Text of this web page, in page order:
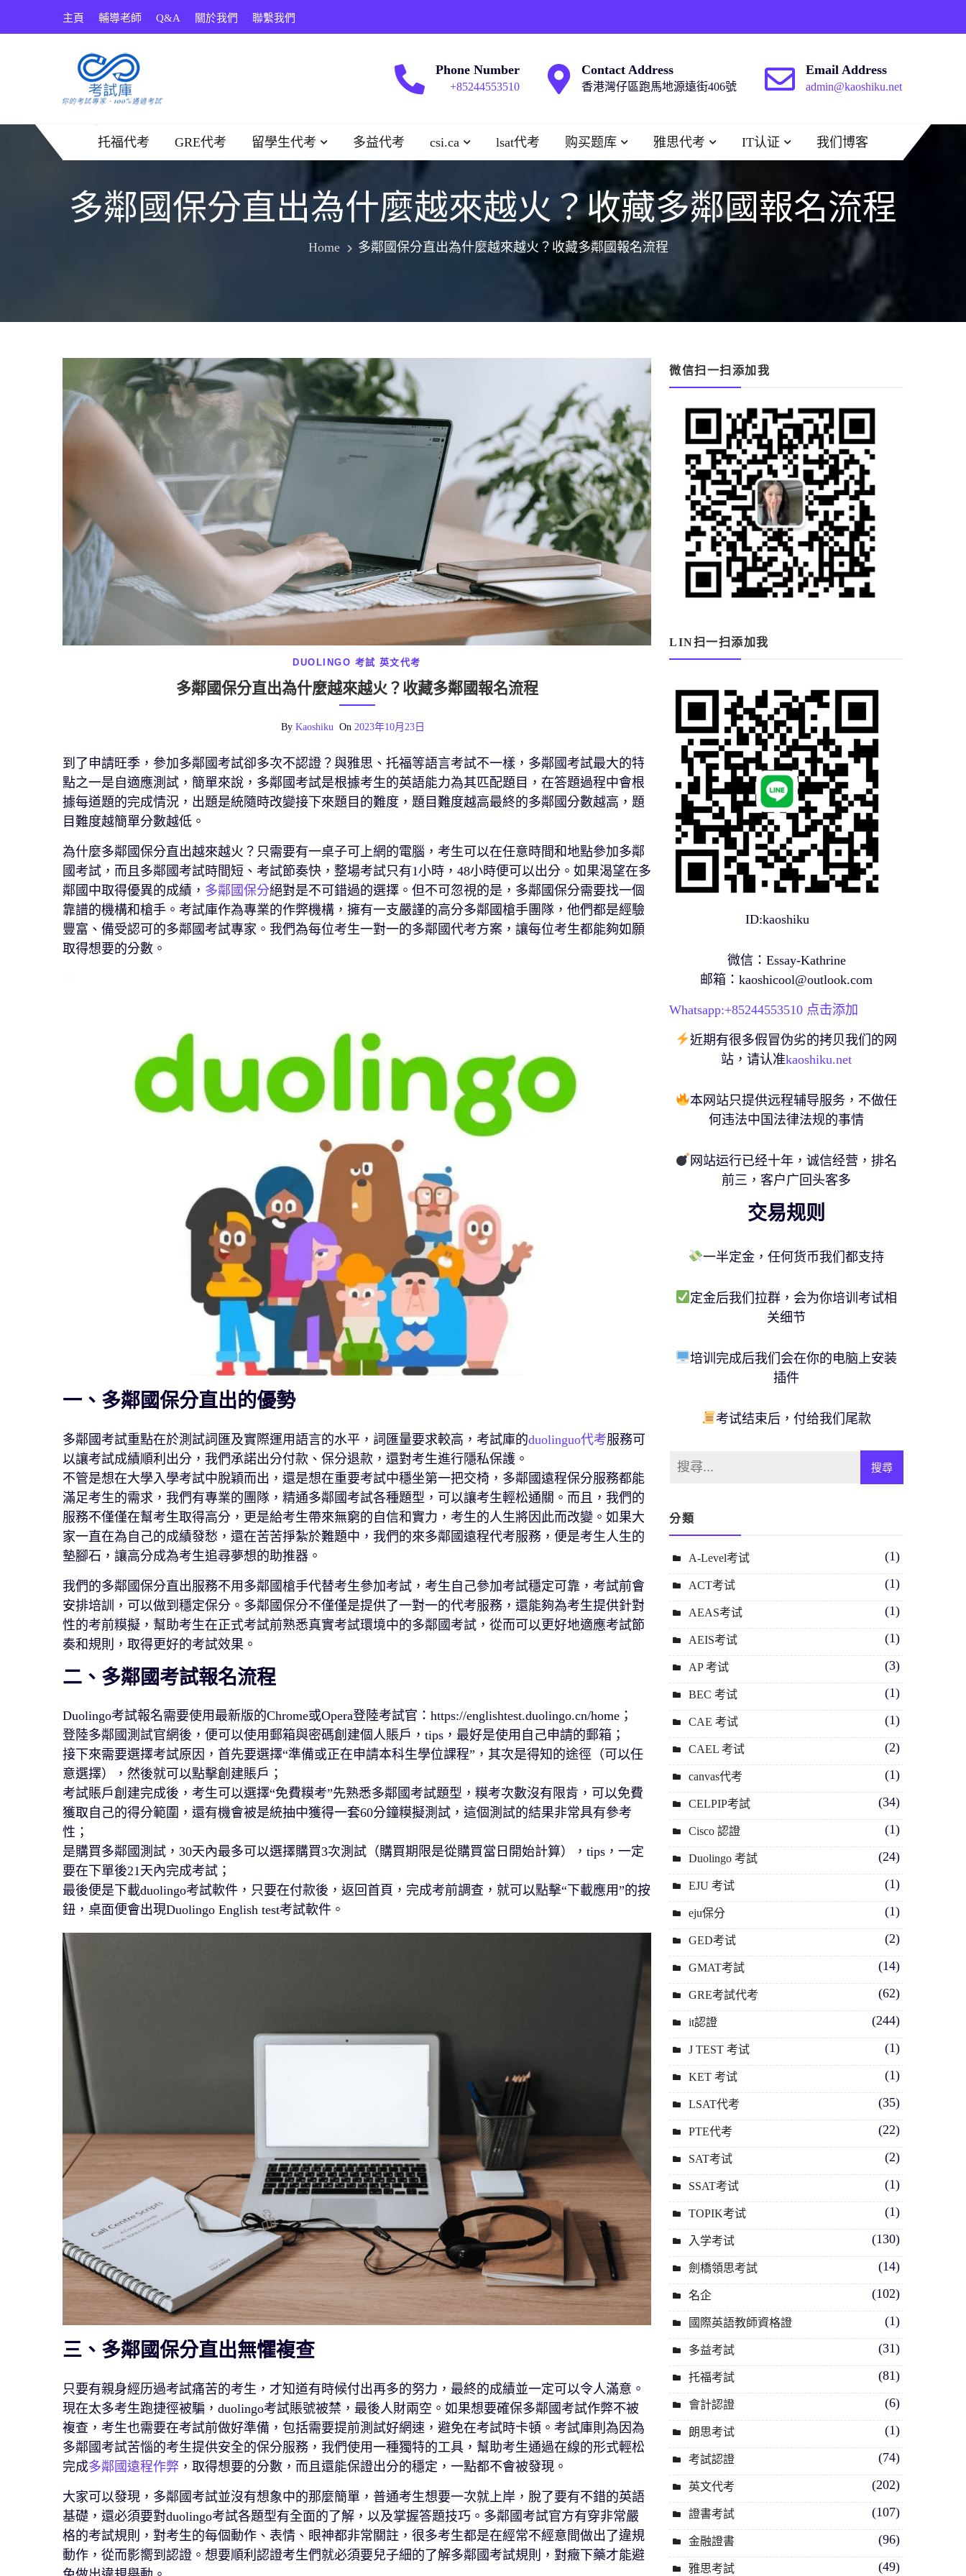
主頁 輔導老師 Q&A 關於我們 聯繫我們
Phone Number
+85244553510
Contact Address
香港灣仔區跑馬地源遠街406號
Email Address
admin@kaoshiku.net
托福代考 GRE代考 留學生代考 多益代考 csi.ca lsat代考 购买题库 雅思代考 IT认证 我们博客
多鄰國保分直出為什麼越來越火？收藏多鄰國報名流程
Home 多鄰國保分直出為什麼越來越火？收藏多鄰國報名流程
DUOLINGO 考試 英文代考
多鄰國保分直出為什麼越來越火？收藏多鄰國報名流程
By Kaoshiku On 2023年10月23日
到了申請旺季，參加多鄰國考試卻多次不認證？與雅思、托福等語言考試不一樣，多鄰國考試最大的特
點之一是自適應測試，簡單來說，多鄰國考試是根據考生的英語能力為其匹配題目，在答題過程中會根
據每道題的完成情況，出題是統隨時改變接下來題目的難度，題目難度越高最終的多鄰國分數越高，題
目難度越簡單分數越低。
為什麼多鄰國保分直出越來越火？只需要有一桌子可上網的電腦，考生可以在任意時間和地點參加多鄰
國考試，而且多鄰國考試時間短、考試節奏快，整場考試只有1小時，48小時便可以出分。如果渴望在多
鄰國中取得優異的成績， 多鄰國保分絕對是不可錯過的選擇。但不可忽視的是，多鄰國保分需要找一個
靠譜的機構和槍手。考試庫作為專業的作弊機構，擁有一支嚴謹的高分多鄰國槍手團隊，他們都是經驗
豐富、備受認可的多鄰國考試專家。我們為每位考生一對一的多鄰國代考方案，讓每位考生都能夠如願
取得想要的分數。
一、多鄰國保分直出的優勢
多鄰國考試重點在於測試詞匯及實際運用語言的水平，詞匯量要求較高，考試庫的duolinguo代考服務可
以讓考試成績順利出分，我們承諾出分付款、保分退款，還對考生進行隱私保護。
不管是想在大學入學考試中脫穎而出，還是想在重要考試中穩坐第一把交椅，多鄰國遠程保分服務都能
滿足考生的需求，我們有專業的團隊，精通多鄰國考試各種題型，可以讓考生輕松通關。而且，我們的
服務不僅僅在幫考生取得高分，更是給考生帶來無窮的自信和實力，考生的人生將因此而改變。如果大
家一直在為自己的成績發愁，還在苦苦掙紮於難題中，我們的來多鄰國遠程代考服務，便是考生人生的
墊腳石，讓高分成為考生追尋夢想的助推器。
我們的多鄰國保分直出服務不用多鄰國槍手代替考生參加考試，考生自己參加考試穩定可靠，考試前會
安排培訓，可以做到穩定保分。多鄰國保分不僅僅是提供了一對一的代考服務，還能夠為考生提供針對
性的考前糢擬，幫助考生在正式考試前熟悉真實考試環境中的多鄰國考試，從而可以更好地適應考試節
奏和規則，取得更好的考試效果。
二、多鄰國考試報名流程
Duolingo考試報名需要使用最新版的Chrome或Opera登陸考試官：https://englishtest.duolingo.cn/home；
登陸多鄰國測試官網後，便可以使用郵箱與密碼創建個人賬戶，tips，最好是使用自己申請的郵箱；
接下來需要選擇考試原因，首先要選擇“準備或正在申請本科生學位課程”，其次是得知的途徑（可以任
意選擇），然後就可以點擊創建賬戶；
考試賬戶創建完成後，考生可以選擇“免費糢考”先熟悉多鄰國考試題型，糢考次數沒有限肯，可以免費
獲取自己的得分範圍，還有機會被是統抽中獲得一套60分鐘糢擬測試，這個測試的結果非常具有參考
性；
是購買多鄰國測試，30天內最多可以選擇購買3次測試（購買期限是從購買當日開始計算），tips，一定
要在下單後21天內完成考試；
最後便是下載duolingo考試軟件，只要在付款後，返回首頁，完成考前調查，就可以點擊“下載應用”的按
鈕，桌面便會出現Duolingo English test考試軟件。
三、多鄰國保分直出無懼複查
只要有親身經历過考試痛苦的考生，才知道有時候付出再多的努力，最終的成績並一定可以令人滿意。
現在太多考生跑捷徑被騙，duolingo考試賬號被禁，最後人財兩空。如果想要確保多鄰國考試作弊不被
複查，考生也需要在考試前做好準備，包括需要提前測試好網速，避免在考試時卡頓。考試庫則為因為
多鄰國考試苦惱的考生提供安全的保分服務，我們使用一種獨特的工具，幫助考生通過在線的形式輕松
完成多鄰國遠程作弊 ，取得想要的分數，而且還能保證出分的穩定，一點都不會被發現。
大家可以發現，多鄰國考試並沒有想象中的那麼簡單，普通考生想要一次就上岸，脫了要有不錯的英語
基礎，還必須要對duolingo考試各題型有全面的了解，以及掌握答題技巧。多鄰國考試官方有穿非常嚴
格的考試規則，對考生的每個動作、表情、眼神都非常關註，很多考生都是在經常不經意間做出了違規
動作，從而影嚮到認證。想要順利認證考生們就必須要兒子細的了解多鄰國考試規則，對癥下藥才能避
微信扫一扫添加我
LIN扫一扫添加我
ID:kaoshiku
微信：Essay-Kathrine
邮箱： kaoshicool@outlook.com
Whatsapp:+85244553510 点击添加
近期有很多假冒伪劣的拷贝我们的网
站，请认准kaoshiku.net
本网站只提供远程辅导服务，不做任
何违法中国法律法规的事情
网站运行已经十年，诚信经营，排名
前三，客户广回头客多
交易规则
一半定金，任何货币我们都支持
定金后我们拉群，会为你培训考试相
关细节
培训完成后我们会在你的电脑上安装
插件
考试结束后，付给我们尾款
分類
A-Level考试 (1)
ACT考试 (1)
AEAS考试 (1)
AEIS考试 (1)
AP 考试 (3)
BEC 考试 (1)
CAE 考试 (1)
CAEL 考试 (2)
canvas代考 (1)
CELPIP考試 (34)
Cisco 認證 (1)
Duolingo 考試 (24)
EJU 考试 (1)
eju保分 (1)
GED考试 (2)
GMAT考試 (14)
GRE考試代考 (62)
it認證 (244)
J TEST 考试 (1)
KET 考试 (1)
LSAT代考 (35)
PTE代考 (22)
SAT考试 (2)
SSAT考试 (1)
TOPIK考试 (1)
入学考试 (130)
劍橋領思考試 (14)
名企 (102)
國際英語教師資格證 (1)
多益考試 (31)
托福考試 (81)
會計認證 (6)
朗思考试 (1)
考試認證 (74)
英文代考 (202)
證書考試 (107)
金融證書 (96)
雅思考試 (49)